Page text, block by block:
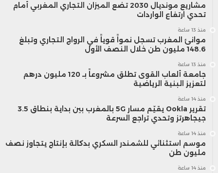
مشاريع مونديال 2030 تضع الميزان التجاري المغربي أمام
تحدي ارتفاع الواردات
منذ 13 ساعة
موانئ المغرب تسجل نمواً قوياً في الرواج التجاري وتبلغ
148.6 مليون طن خلال النصف الأول
منذ 13 ساعة
جامعة ألعاب القوى تطلق مشروعاً بـ 120 مليون درهم
لتعزيز البنية الرياضية
منذ 14 ساعة
تقرير Ookla يقيّم مسار 5G بالمغرب بين بداية بنطاق 3.5
جيجاهرتز وتحدي تراجع السرعة
منذ 14 ساعة
موسم استثنائي للشمندر السكري بدكالة بإنتاج يتجاوز نصف
مليون طن
منذ 14 ساعة